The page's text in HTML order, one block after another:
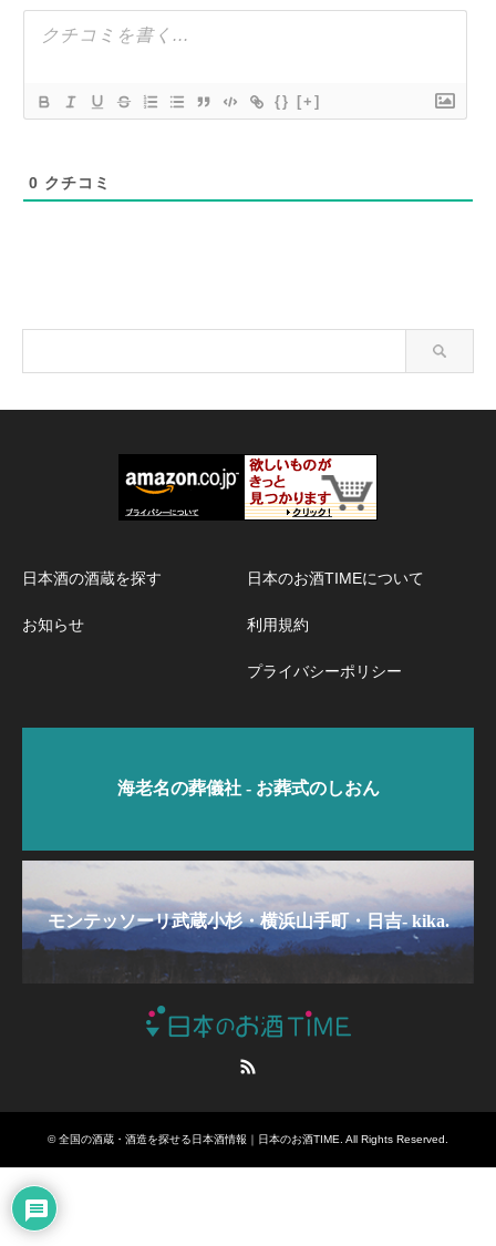
{} [+]
0 クチコミ
日本酒の酒蔵を探す
お知らせ
日本のお酒TIMEについて
利用規約
プライバシーポリシー
海老名の葬儀社 - お葬式のしおん
モンテッソーリ武蔵小杉・横浜山手町・日吉- kika.
©全国の酒蔵・酒造を探せる日本酒情報｜日本のお酒TIME . All Rights Reserved.